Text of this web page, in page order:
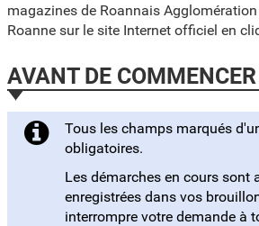
magazines de Roannais
Roanne sur le site Internet officiel en
AVANT DE COMMENCER
Tous les champs marqués
obligatoires.
Les démarches en cours sont
enregistrées dans vos
interrompre votre demande à